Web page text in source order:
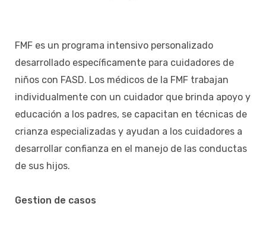
FMF es un programa intensivo personalizado
desarrollado específicamente para cuidadores de
niños con FASD. Los médicos de la FMF trabajan
individualmente con un cuidador que brinda apoyo y
educación a los padres, se capacitan en técnicas de
crianza especializadas y ayudan a los cuidadores a
desarrollar confianza en el manejo de las conductas
de sus hijos.
Gestion de casos